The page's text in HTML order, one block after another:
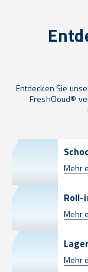
Entdecken Sie
FreshCloud®
Mehr
Roll-
Mehr
Mehr